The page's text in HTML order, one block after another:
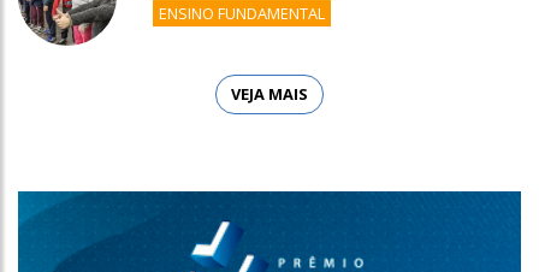
ENSINO FUNDAMENTAL
VEJA MAIS